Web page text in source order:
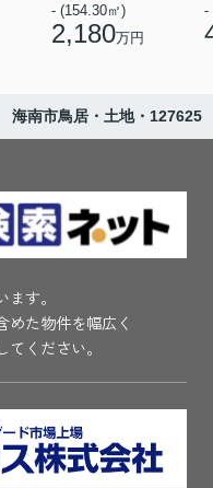
- (154.30㎡)
2,180万円
-
海南市鳥居・土地・127625
す。
めた物件を幅広く
ください。